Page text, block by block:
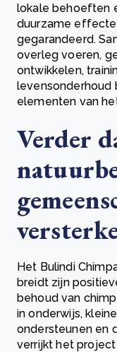
lokale behoeften
duurzame
gegarandeerd.
overleg voeren,
ontwikkelen,
levensonderhoud
elementen van
Verder
Het Bulindi
breidt zijn
behoud van
in onderwijs,
ondersteunen en
verrijkt het